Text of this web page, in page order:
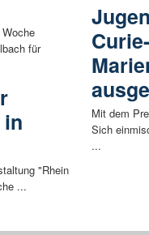
für
"Rhein
...
Mit dem
Sich
...